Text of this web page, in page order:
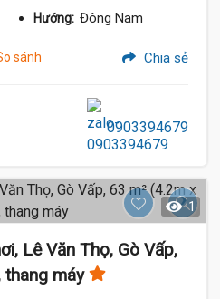
Hướng: Đông Nam
sánh Chia sẻ
0903394679
1
Lê Văn Thọ, Gò Vấp,
thang máy